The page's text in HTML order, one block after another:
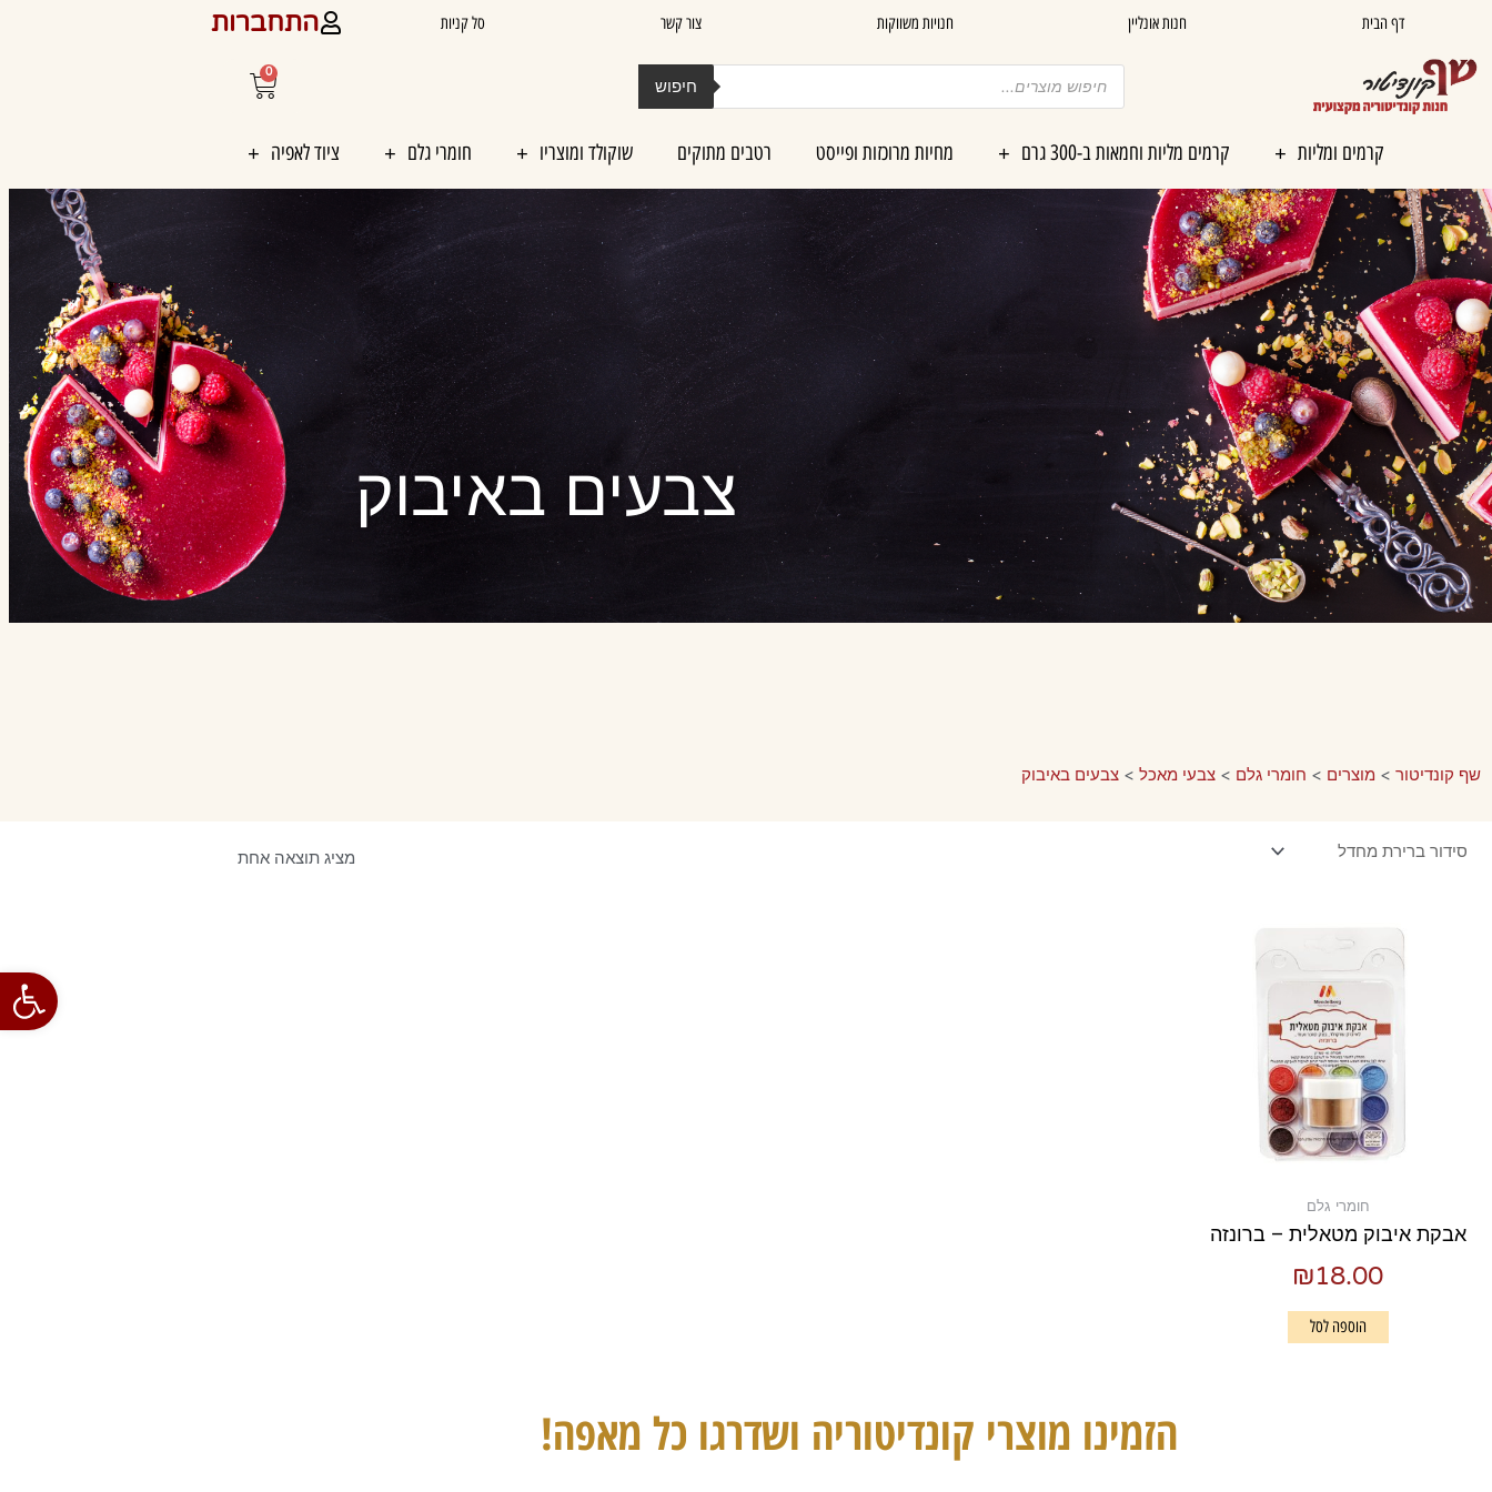
פתח
דף הבית חנות אונליין חנויות משווקות צור קשר סל קניות התחברות
Products
search חיפוש
0
עגלת
קניות
קרמים ומליות קרמים מליות וחמאות ב-300 גרם מחיות מרוכזות ופייסט רטבים מתוקים שוקולד ומוצריו חומרי גלם ציוד לאפיה
צבעים באיבוק
שף קונדיטור > מוצרים > חומרי גלם > צבעי מאכל > צבעים באיבוק
מציג תוצאה אחת
חומרי גלם
אבקת איבוק מטאלית – ברונזה
₪18.00
הוספה לסל
הזמינו מוצרי קונדיטוריה ושדרגו כל מאפה!